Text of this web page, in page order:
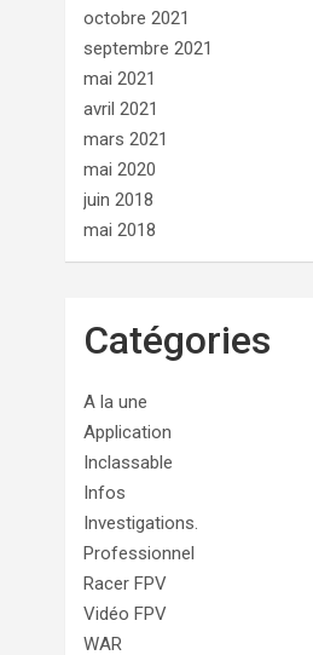
octobre 2021
septembre 2021
mai 2021
avril 2021
mars 2021
mai 2020
juin 2018
mai 2018
Catégories
A la une
Application
Inclassable
Infos
Investigations.
Professionnel
Racer FPV
Vidéo FPV
WAR